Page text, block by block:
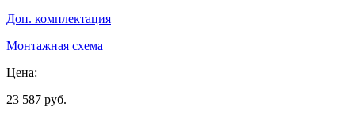
Доп. комплектация
Монтажная схема
Цена:
23 587 руб.